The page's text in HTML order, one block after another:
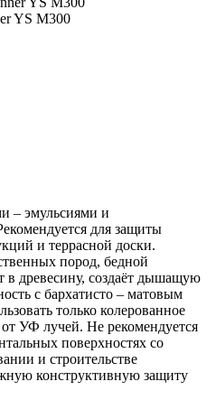
YS M300
– эмульсиями и
для защиты
и террасной доски.
пород, бедной
в древесину, создаёт дышащую
с бархатисто – матовым
только колерованное
УФ лучей. Не рекомендуется
поверхностях со
и строительстве
конструктивную защиту